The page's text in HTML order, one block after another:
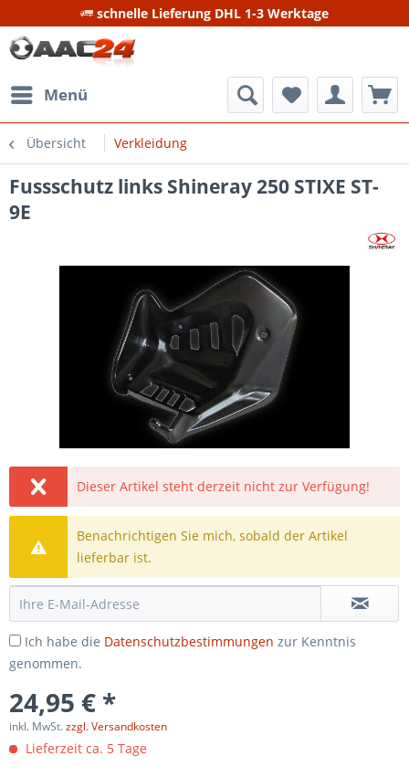
schnelle Lieferung DHL 1-3 Werktage
Menü
Übersicht Verkleidung
Fussschutz links Shineray 250 STIXE ST-
9E
Dieser Artikel steht derzeit nicht zur Verfügung!
Benachrichtigen Sie mich, sobald der Artikel
lieferbar ist.
Ich habe die Datenschutzbestimmungen zur Kenntnis
genommen.
24,95 € *
inkl. MwSt.zzgl. Versandkosten
Lieferzeit ca. 5 Tage